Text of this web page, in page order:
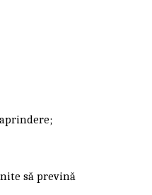
să prevină